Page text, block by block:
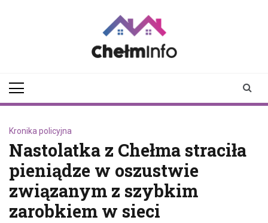
Kronika policyjna
Nastolatka z Chełma straciła
pieniądze w oszustwie
związanym z szybkim
zarobkiem w sieci